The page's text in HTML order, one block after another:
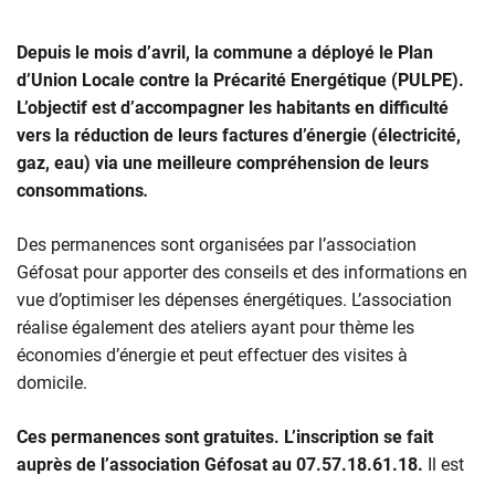
Depuis le mois d’avril, la commune a déployé le Plan
d’Union Locale contre la Précarité Energétique (PULPE).
L’objectif est d’accompagner les habitants en difficulté
vers la réduction de leurs factures d’énergie (électricité,
gaz, eau) via une meilleure compréhension de leurs
consommations.
Des permanences sont organisées par l’association
Géfosat pour apporter des conseils et des informations en
vue d’optimiser les dépenses énergétiques. L’association
réalise également des ateliers ayant pour thème les
économies d’énergie et peut effectuer des visites à
domicile.
Ces permanences sont gratuites. L’inscription se fait
auprès de l’association Géfosat au 07.57.18.61.18. Il est